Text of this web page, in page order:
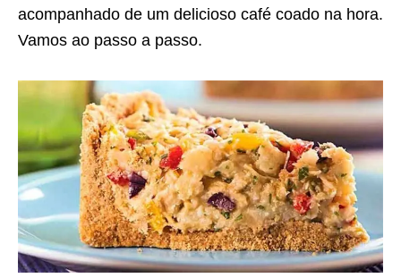
acompanhado de um delicioso café coado na hora.
Vamos ao passo a passo.